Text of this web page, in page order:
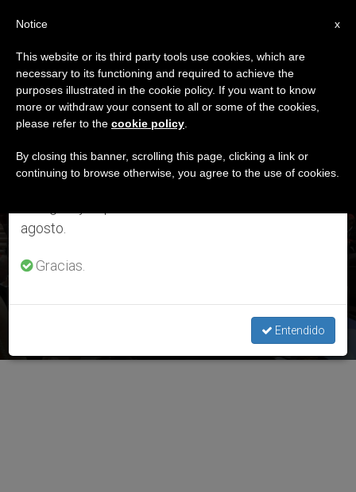
DÍA
Junio 22nd, 2026
ÚLTIMAS NOTICIAS
Así será el segundo Consistorio de León XIV: temas,
tiempos, método. Todos los cardenales en Roma en el
último fin de semana de junio 2026
×
Aviso importante
Del 27 de julio al 7 de agosto haremos la pausa
anual, aprovechando que en el periodo de verano
se generan menos informaciones y también el
agosto.
Gracias.
Entendido
x
Notice
This website or its third party tools use cookies, which are
necessary to its functioning and required to achieve the
purposes illustrated in the cookie policy. If you want to know
more or withdraw your consent to all or some of the cookies,
please refer to the cookie policy
By closing this banner, scrolling this page, clicking a link or
continuing to browse otherwise, you agree to the use of cookies.